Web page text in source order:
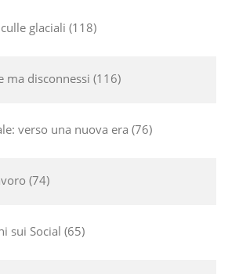
glaciali 118
ma disconnessi 116
verso una nuova era 76
74
sui Social 65